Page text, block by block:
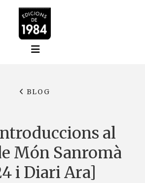
BLOG
al
Món Sanromà
i Diari Ara]